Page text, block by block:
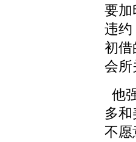
要加
违约
初借
会所
他
多
不愿